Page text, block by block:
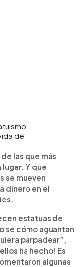
de
las que más
Y que
se mueven
dinero en el
estatuas de
se cómo aguantan
parpadear”,
ha hecho! Es
algunas